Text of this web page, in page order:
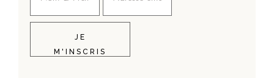
JE
M'INSCRIS